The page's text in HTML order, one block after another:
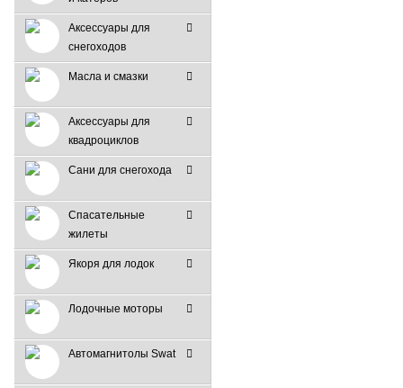
Аксессуары для
снегоходов
Масла и смазки
Аксессуары для
квадроциклов
Сани для снегохода
Спасательные
жилеты
Якоря для лодок
Лодочные моторы
Автомагнитолы Swat